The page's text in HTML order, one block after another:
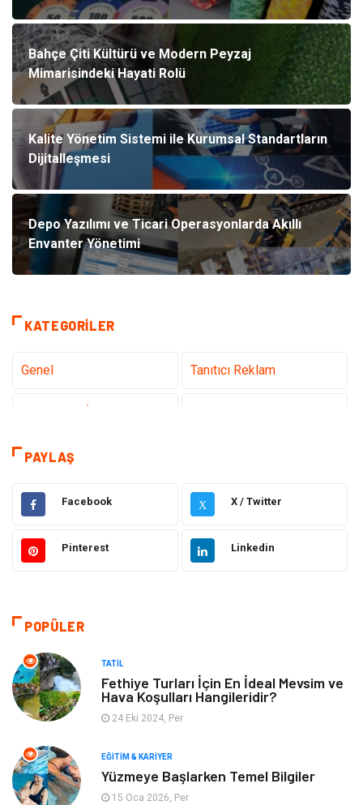
Bahçe Çiti Kültürü ve Modern Peyzaj
Mimarisindeki Hayati Rolü
Kalite Yönetim Sistemi ile Kurumsal Standartların
Dijitalleşmesi
Depo Yazılımı ve Ticari Operasyonlarda Akıllı
Envanter Yönetimi
KATEGORILER
Genel Tanıtıcı Reklam
Eğitim & Kariyer
Hukuk Moda
Gündem Elektronik
Dekorasyon
Tatil
Alışveriş Gençlik & Eğlence
Genel Kültür
Metal Evlilik Rehberi
PAYLAŞ
Facebook X X / Twitter
Pinterest Linkedin
POPÜLER
TATIL
Fethiye Turları İçin En İdeal Mevsim ve
Hava Koşulları Hangileridir?
24 Eki 2024, Per
EĞITIM & KARIYER
Yüzmeye Başlarken Temel Bilgiler
15 Oca 2026, Per